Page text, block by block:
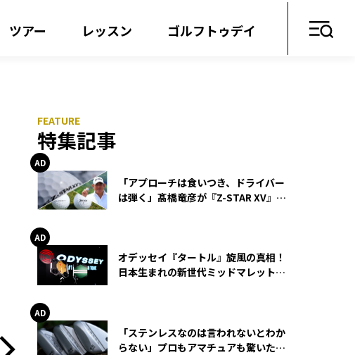
ツアー レッスン ゴルフトゥデイ
特集記事
「アプローチは食いつき、ドライバー
は弾く」髙橋竜彦が『Z-STAR XV』を
オデッセイ『タートル』旋風の真相！
日本生まれの新世代ミッドマレットが
「ステンレスなのは言われないとわか
らない」プロもアマチュアも驚いた